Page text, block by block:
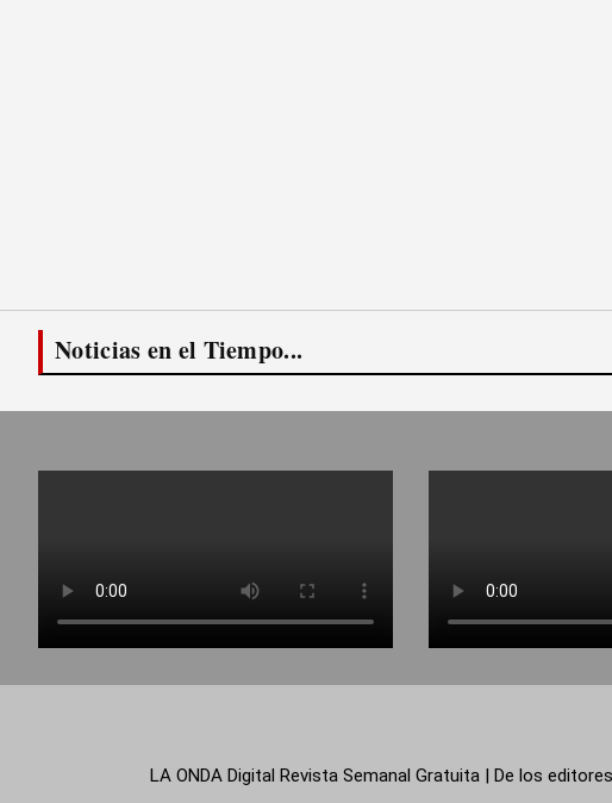
Noticias en el Tiempo...
LA ONDA Digital Revista Semanal Gratuita | De los